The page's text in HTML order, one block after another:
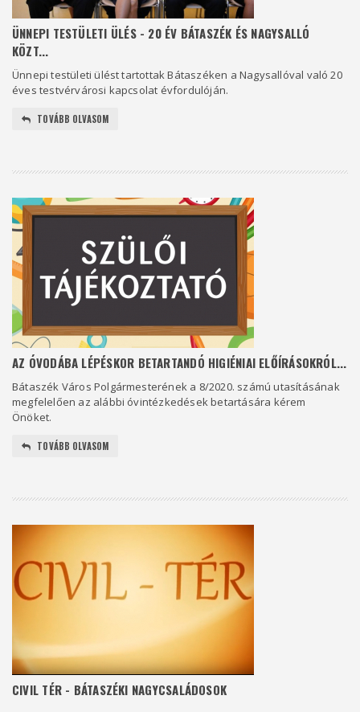
ÜNNEPI TESTÜLETI ÜLÉS - 20 ÉV BÁTASZÉK ÉS NAGYSALLÓ
KÖZT...
Ünnepi testületi ülést tartottak Bátaszéken a Nagysallóval való 20
éves testvérvárosi kapcsolat évfordulóján.
TOVÁBB OLVASOM
AZ ÓVODÁBA LÉPÉSKOR BETARTANDÓ HIGIÉNIAI ELŐÍRÁSOKRÓL...
Bátaszék Város Polgármesterének a 8/2020. számú utasításának
megfelelően az alábbi óvintézkedések betartására kérem
Önöket.
TOVÁBB OLVASOM
CIVIL TÉR - BÁTASZÉKI NAGYCSALÁDOSOK